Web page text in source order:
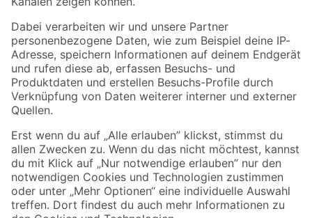
Folge uns
Zahlungsarten Versandarten
Sicher einkaufen
Jetzt die toom-App herunterladen